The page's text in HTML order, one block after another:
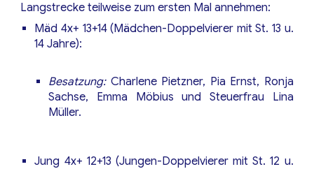
Langstrecke teilweise zum ersten Mal annehmen:
Mäd 4x+ 13+14 (Mädchen-Doppelvierer mit St. 13 u.
14 Jahre):
Besatzung:Charlene Pietzner, Pia Ernst, Ronja
Sachse, Emma Möbius und Steuerfrau Lina
Müller.
Jung 4x+ 12+13 (Jungen-Doppelvierer mit St. 12 u.